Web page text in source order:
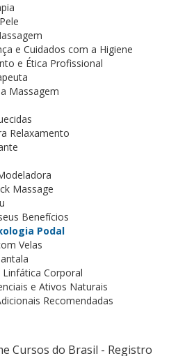
e Cuidados com a Higiene
e Ética Profissional
Massagem
Relaxamento
Massage
Benefícios
Podal
Velas
Corporal
e Ativos Naturais
Recomendadas
Cursos do Brasil - Registro